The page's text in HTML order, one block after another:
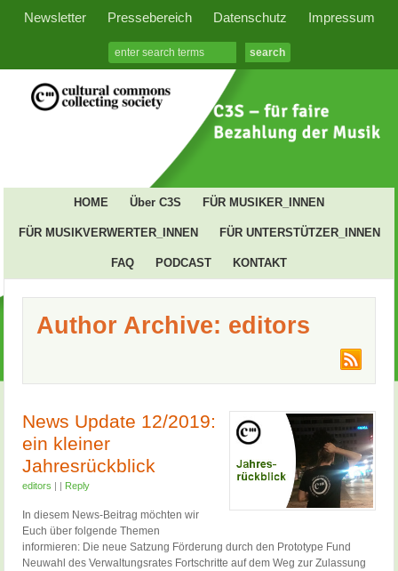
Newsletter Pressebereich Datenschutz Impressum
HOME Über C3S FÜR MUSIKER_INNEN
FÜR MUSIKVERWERTER_INNEN FÜR UNTERSTÜTZER_INNEN
FAQ PODCAST KONTAKT
Author Archive: editors
News Update 12/2019:
ein kleiner
Jahresrückblick
editors | | Reply
In diesem News-Beitrag möchten wir
Euch über folgende Themen
informieren: Die neue Satzung Förderung durch den Prototype Fund
Neuwahl des Verwaltungsrates Fortschritte auf dem Weg zur Zulassung